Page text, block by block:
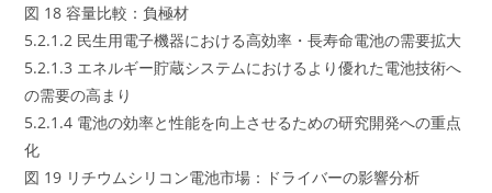
図 18 容量比較：負極材
5.2.1.2 民生用電子機器における高効率・長寿命電池の需要拡大
5.2.1.3 エネルギー貯蔵システムにおけるより優れた電池技術へ
の需要の高まり
5.2.1.4 電池の効率と性能を向上させるための研究開発への重点
化
図 19 リチウムシリコン電池市場：ドライバーの影響分析